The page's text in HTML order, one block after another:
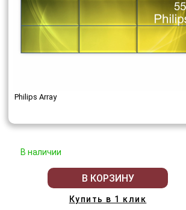
Philips Array
В наличии
В КОРЗИНУ
Купить в 1 клик